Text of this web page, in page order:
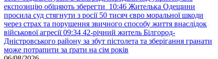
експозицію обіцяють зберегти 10:46 Жителька Одещини
просила суд стягнути з росії 50 тисяч євро моральної шкоди
через страх та порушення звичного способу життя внаслідок
військової агресії 09:34 42-річний житель Білгород-
Дністровського району за збут пістолета та зберігання гранати
може потрапити за ґрати на сім років